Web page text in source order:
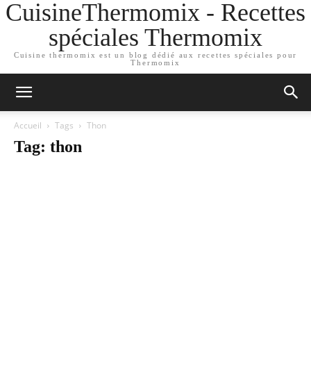
CuisineThermomix - Recettes
spéciales Thermomix
Cuisine thermomix est un blog dédié aux recettes spéciales pour
Thermomix
Accueil Tags Thon
Tag: thon